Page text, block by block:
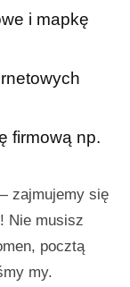
i mapkę
firmową np.
zajmujemy się
Nie musisz
pocztą
my.